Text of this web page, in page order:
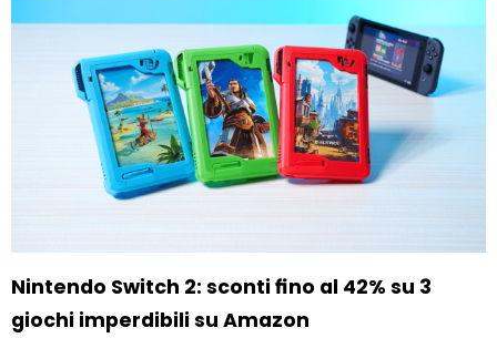
Nintendo Switch 2: sconti fino al 42% su 3
giochi imperdibili su Amazon